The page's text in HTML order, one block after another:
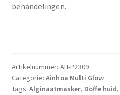
behandelingen.
Artikelnummer: AH-P2309
Categorie: Ainhoa Multi Glow
Tags: Alginaatmasker, Doffe huid,